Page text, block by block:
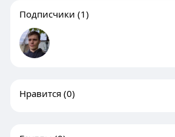
Подписчики (1)
Нравится (0)